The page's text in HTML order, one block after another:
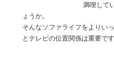
満喫して
ょうか。
そんなソファライフをよりい
とテレビの位置関係は重要で